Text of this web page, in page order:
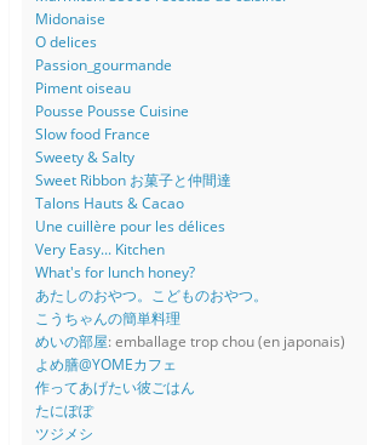
Midonaise
O delices
Passion_gourmande
Piment oiseau
Pousse Pousse Cuisine
Slow food France
Sweety & Salty
Sweet Ribbon お菓子と仲間達
Talons Hauts & Cacao
Une cuillère pour les délices
Very Easy... Kitchen
What's for lunch honey?
あたしのおやつ。こどものおやつ。
こうちゃんの簡単料理
めいの部屋: emballage trop chou (en japonais)
よめ膳@YOMEカフェ
作ってあげたい彼ごはん
たにぽぽ
ツジメシ